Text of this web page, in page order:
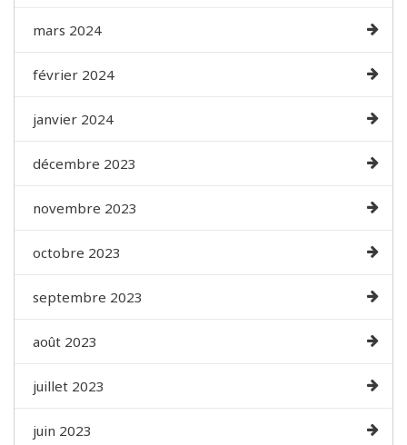
mars 2024
février 2024
janvier 2024
décembre 2023
novembre 2023
octobre 2023
septembre 2023
août 2023
juillet 2023
juin 2023